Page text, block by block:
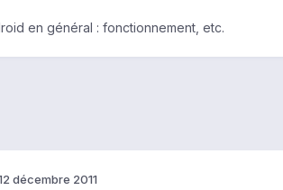
en général : fonctionnement, etc.
décembre 2011